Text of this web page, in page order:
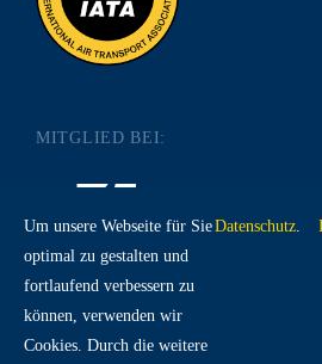
MITGLIED BEI:
RECHTLICHES:
Um unsere Webseite für Sie
optimal zu gestalten und
fortlaufend verbessern zu
können, verwenden wir
Cookies. Durch die weitere
Datenschutz